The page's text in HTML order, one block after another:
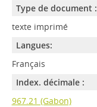
Type de document :
texte imprimé
Langues:
Français
Index. décimale :
967.21 (Gabon)